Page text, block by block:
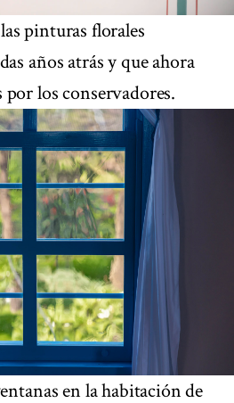
pinturas florales
años atrás y que ahora
los conservadores.
en la habitación de